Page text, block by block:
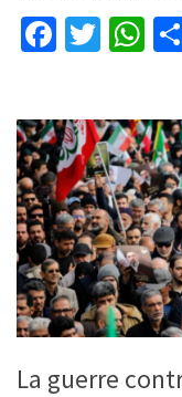
La guerre